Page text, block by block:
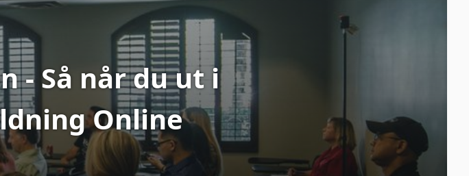
- Så når du ut i
Online